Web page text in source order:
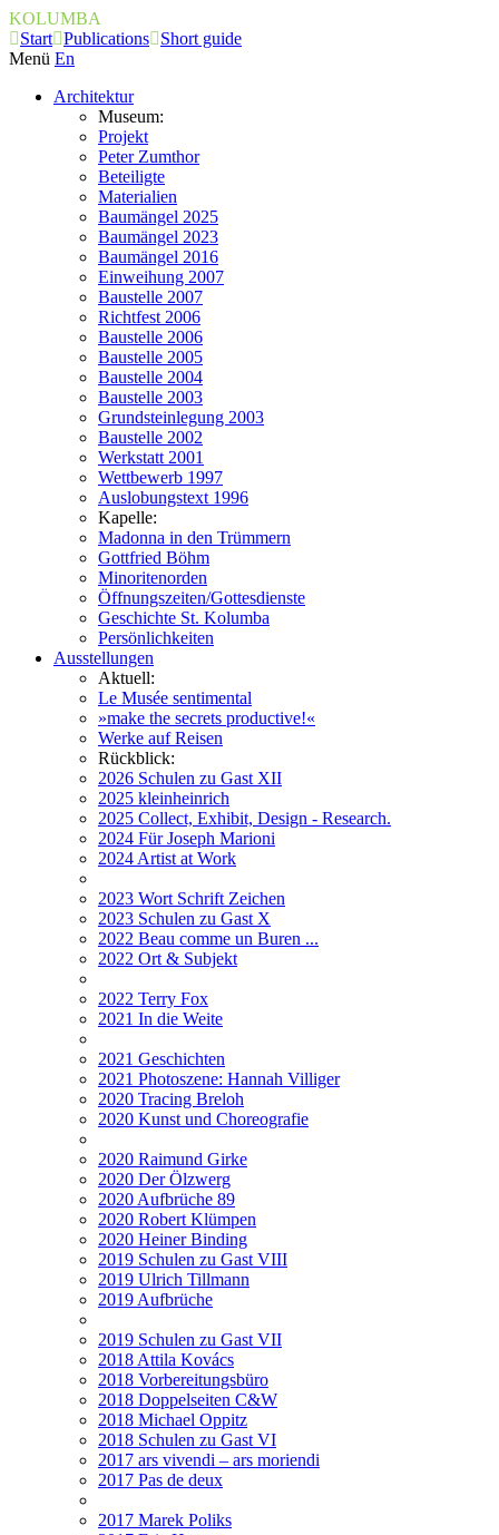
KOLUMBA
Start Publications
Short guide
Menü En
Architektur
Museum:
Projekt
Peter Zumthor
Beteiligte
Materialien
Baumängel 2025
Baumängel 2023
Baumängel 2016
Einweihung 2007
Baustelle 2007
Richtfest 2006
Baustelle 2006
Baustelle 2005
Baustelle 2004
Baustelle 2003
Grundsteinlegung 2003
Baustelle 2002
Werkstatt 2001
Wettbewerb 1997
Auslobungstext 1996
Kapelle:
Madonna in den Trümmern
Gottfried Böhm
Minoritenorden
Öffnungszeiten/Gottesdienste
Geschichte St. Kolumba
Persönlichkeiten
Ausstellungen
Aktuell:
Le Musée sentimental
»make the secrets productive!«
Werke auf Reisen
Rückblick:
2026 Schulen zu Gast XII
2025 kleinheinrich
2025 Collect, Exhibit, Design - Research.
2024 Für Joseph Marioni
2024 Artist at Work
2023 Wort Schrift Zeichen
2023 Schulen zu Gast X
2022 Beau comme un Buren ...
2022 Ort & Subjekt
2022 Terry Fox
2021 In die Weite
2021 Geschichten
2021 Photoszene: Hannah Villiger
2020 Tracing Breloh
2020 Kunst und Choreografie
2020 Raimund Girke
2020 Der Ölzwerg
2020 Aufbrüche 89
2020 Robert Klümpen
2020 Heiner Binding
2019 Schulen zu Gast VIII
2019 Ulrich Tillmann
2019 Aufbrüche
2019 Schulen zu Gast VII
2018 Attila Kovács
2018 Vorbereitungsbüro
2018 Doppelseiten C&W
2018 Michael Oppitz
2018 Schulen zu Gast VI
2017 ars vivendi – ars moriendi
2017 Pas de deux
2017 Marek Poliks